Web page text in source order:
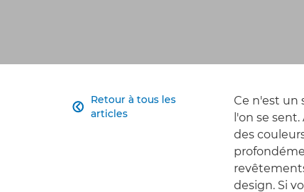
Retour à tous les
articles

Ce n'est un
l'on se
des
design. Si